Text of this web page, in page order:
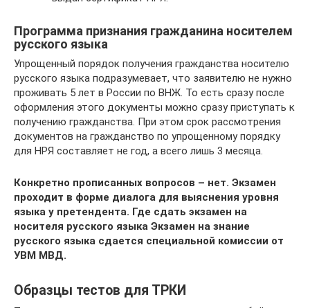
Программа признания гражданина носителем
русского языка
Упрощенный порядок получения гражданства носителю
русского языка подразумевает, что заявителю не нужно
проживать 5 лет в России по ВНЖ. То есть сразу после
оформления этого документы можно сразу приступать к
получению гражданства. При этом срок рассмотрения
документов на гражданство по упрощенному порядку
для НРЯ составляет не год, а всего лишь 3 месяца.
Конкретно прописанных вопросов – нет. Экзамен
проходит в форме диалога для выяснения уровня
языка у претендента. Где сдать экзамен на
носителя русского языка Экзамен на знание
русского языка сдается специальной комиссии от
УВМ МВД.
Образцы тестов для ТРКИ